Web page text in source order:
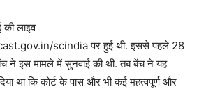
की लाइव
scindia पर हुई थी. इससे पहले 28
ने इस मामले में सुनवाई की थी. तब बेंच ने यह
था कि कोर्ट के पास और भी कई महत्वपूर्ण और